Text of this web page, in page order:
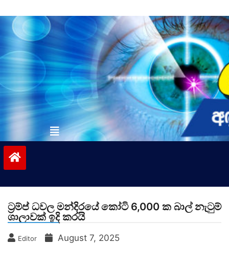
to
contentvinivida.lk
ට්‍රම්ප් ධවල මන්දිරයේ කෝටි 6,000 ක බාල් නැටුම්
ශාලාවක් ඉදි කරයි
Editor August 7, 2025